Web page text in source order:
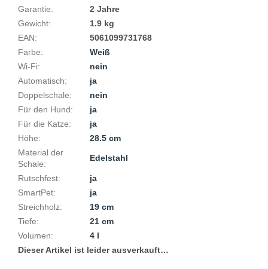
Garantie:
2 Jahre
Gewicht:
1.9 kg
EAN:
5061099731768
Farbe:
Weiß
Wi-Fi:
nein
Automatisch:
ja
Doppelschale:
nein
Für den Hund:
ja
Für die Katze:
ja
Höhe:
28.5 cm
Material der
Schale:
Edelstahl
Rutschfest:
ja
SmartPet:
ja
Streichholz:
19 cm
Tiefe:
21 cm
Volumen:
4 l
Dieser Artikel ist leider ausverkauft…